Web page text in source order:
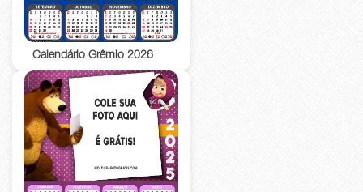
Calendário Grêmio 2026